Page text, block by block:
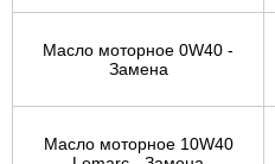
Масло моторное 0W40 -
Замена
Масло моторное 10W40